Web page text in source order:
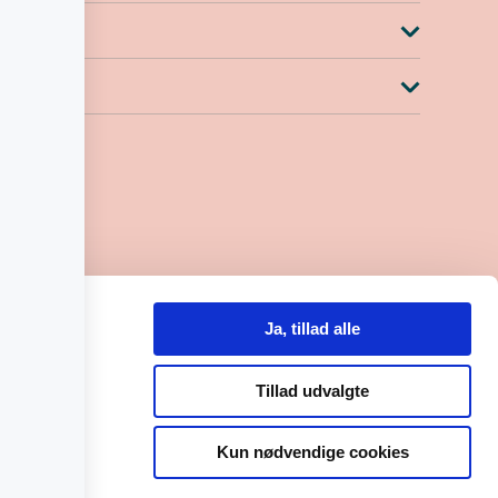
Ja, tillad alle
Tillad udvalgte
Kun nødvendige cookies